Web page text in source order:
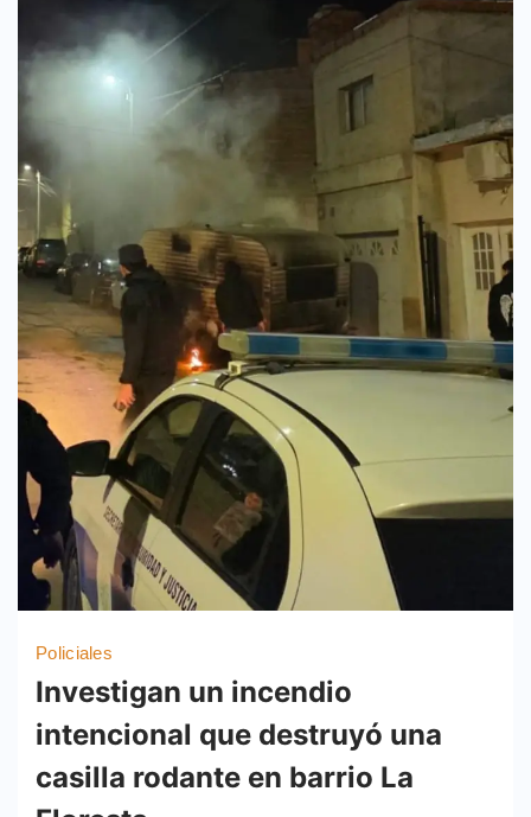
Policiales
Investigan un incendio
intencional que destruyó una
casilla rodante en barrio La